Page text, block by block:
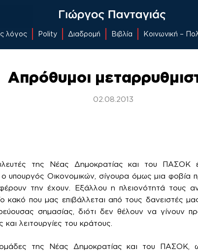
λόγος Polity Διαδρομή Βιβλία Κοινωνική –
Απρόθυμοι
02.08.2013
της Νέας Δημοκρατίας και του ΠΑΣΟΚ
υπουργός Οικονομικών, σίγουρα όμως μια φοβία
την έχουν. Εξάλλου η πλειονότητά τους
κακό που μας επιβάλλεται από τους δανειστές
σημασίας, διότι δεν θέλουν να γίνουν
λειτουργίες του κράτους.
ομάδες της Νέας Δημοκρατίας και του ΠΑΣΟΚ,